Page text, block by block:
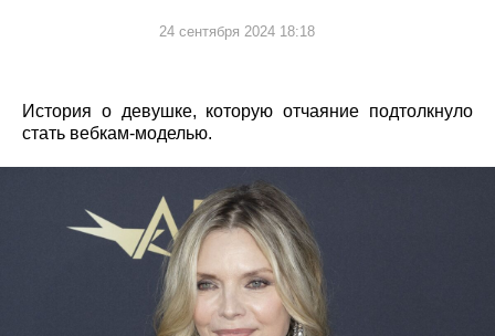
24 сентября 2024 18:18
История о девушке, которую отчаяние подтолкнуло
стать вебкам-моделью.